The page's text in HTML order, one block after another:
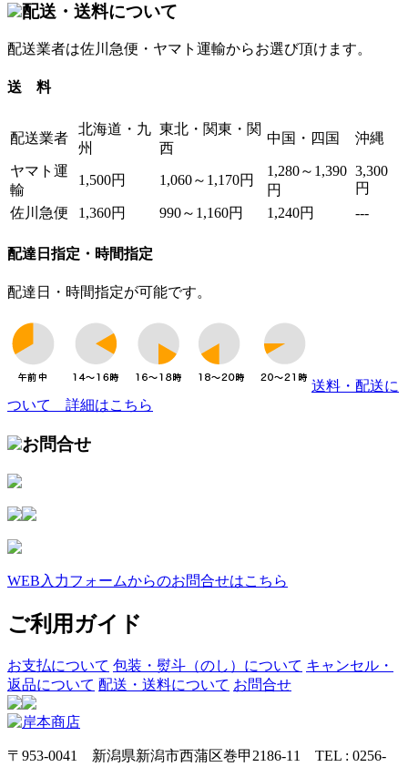
配送・送料について
配送業者は佐川急便・ヤマト運輸からお選び頂けます。
送 料
配送業者
北海道・九
州
東北・関東・関
西
中国・四国 沖縄
ヤマト運
輸
1,500円 1,060～1,170円
1,280～1,390
円
3,300
円
佐川急便
1,360円 990～1,160円 1,240円 ---
配達日指定・時間指定
配達日・時間指定が可能です。
送料・配送に
ついて 詳細はこちら
お問合せ
WEB入力フォームからのお問合せはこちら
ご利用ガイド
お支払について 包装・熨斗（のし）について キャンセル・
返品について 配送・送料について お問合せ
〒953-0041 新潟県新潟市西蒲区巻甲2186-11 TEL : 0256-